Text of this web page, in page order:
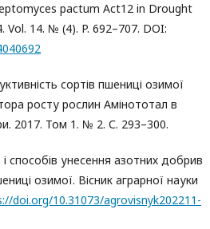
pactum Act12 in Drought
Vol. 14. № (4). P. 692–707. DOI:
сортів пшениці озимої
росту рослин Амінототал в
2017. Том 1. № 2. С. 293–300.
способів унесення азотних добрив
озимої. Вісник аграрної науки
doi.org/10.31073/agrovisnyk202211-